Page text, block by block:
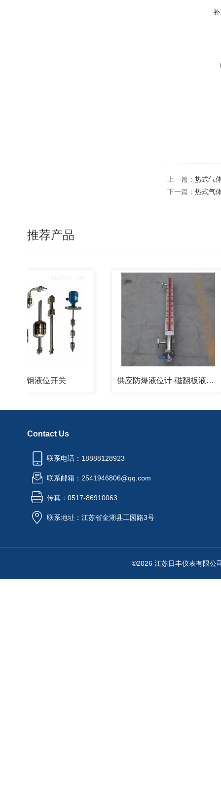
上一篇： 热式气
下一篇： 热式气
推荐产品
钢液位开关 供应防爆液位计-磁翻板液位计
Contact Us
联系电话：18888128923
联系邮箱：2541946806@qq.com
传真：0517-86910063
联系地址：江苏省金湖县工园路3号
©2026 江苏日丰仪表有限公